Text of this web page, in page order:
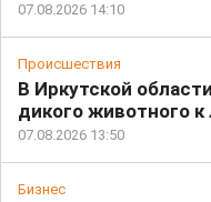
07.08.2026 14:10
Происшествия
В Иркутской
дикого животного
07.08.2026 13:50
Бизнес